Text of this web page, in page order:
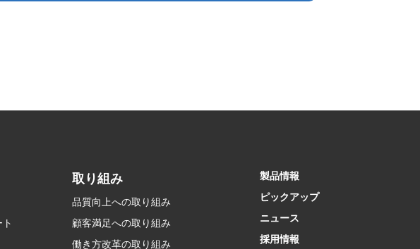
取り組み
品質向上への取り組み
顧客満足への取り組み
働き方改革の取り組み
製品情報
ピックアップ
ニュース
採用情報